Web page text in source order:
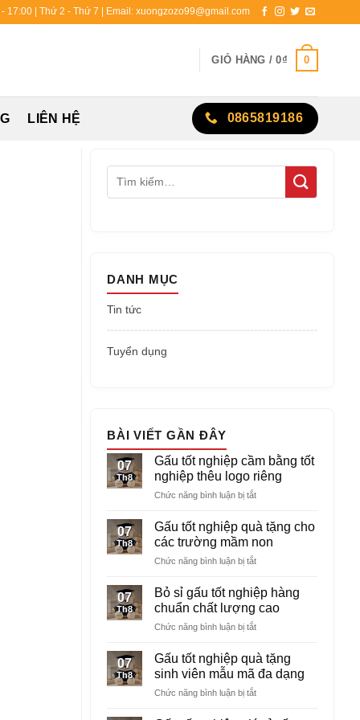
17:00 | Thứ 2 - Thứ 7 | Email: xuongzozo99@gmail.com
GIỎ HÀNG /0₫ 0
LIÊN HỆ 0865819186
DANH MỤC
Tin tức
Tuyển dụng
BÀI VIẾT GẦN ĐÂY
07
Th8
Gấu tốt nghiệp cầm bằng tốt
nghiệp thêu logo riêng
Chức năng bình luận bị tắtở
tốt
nghiệp
cầm
bằng
nghiệp
thêu
riêng
07
Th8
Gấu tốt nghiệp quà tặng cho
các trường mầm non
Chức năng bình luận bị tắtở
tốt
nghiệp
quà
tặng
các
trường
non
07
Th8
Bỏ sỉ gấu tốt nghiệp hàng
chuẩn chất lượng cao
Chức năng bình luận bị tắtở
sỉ
gấu
tốt
nghiệp
07
Th8
Gấu tốt nghiệp quà tặng
sinh viên mẫu mã đa dạng
Chức năng bình luận bị tắtở